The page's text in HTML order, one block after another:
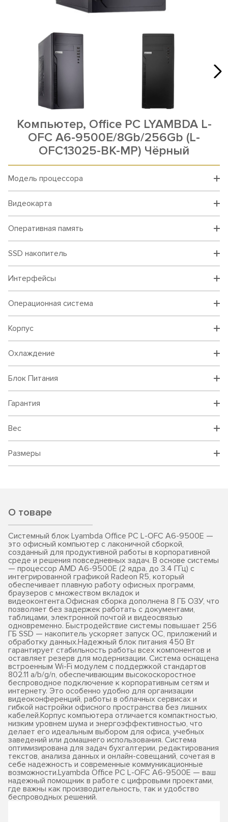
Компьютер, Office PC LYAMBDA L-
OFC A6-9500E/8Gb/256Gb (L-
OFC13025-BK-MP) Чёрный
Модель процессора
Видеокарта
Оперативная память
SSD накопитель
Интерфейсы
Операционная система
Корпус
Охлаждение
Блок Питания
Гарантия
Вес
Размеры
О товаре
Системный блок Lyambda Office PC L-OFC A6-9500E —
это офисный компьютер с лаконичной сборкой,
созданный для продуктивной работы в корпоративной
среде и решения повседневных задач. В основе системы
— процессор AMD A6-9500E (2 ядра, до 3.4 ГГц) с
интегрированной графикой Radeon R5, который
обеспечивает плавную работу офисных программ,
браузеров с множеством вкладок и
видеоконтента.Офисная сборка дополнена 8 ГБ ОЗУ, что
позволяет без задержек работать с документами,
таблицами, электронной почтой и видеосвязью
одновременно. Быстродействие системы повышает 256
ГБ SSD — накопитель ускоряет запуск ОС, приложений и
обработку данных.Надежный блок питания 450 Вт
гарантирует стабильность работы всех компонентов и
оставляет резерв для модернизации. Система оснащена
встроенным Wi-Fi модулем с поддержкой стандартов
802.11 a/b/g/n, обеспечивающим высокоскоростное
беспроводное подключение к корпоративным сетям и
интернету. Это особенно удобно для организации
видеоконференций, работы в облачных сервисах и
гибкой настройки офисного пространства без лишних
кабелей.Корпус компьютера отличается компактностью,
низким уровнем шума и энергоэффективностью, что
делает его идеальным выбором для офиса, учебных
заведений или домашнего использования. Система
оптимизирована для задач бухгалтерии, редактирования
текстов, анализа данных и онлайн-совещаний, сочетая в
себе надежность и современные коммуникационные
возможности.Lyambda Office PC L-OFC A6-9500E — ваш
надежный помощник в работе с цифровыми проектами,
где важны как производительность, так и удобство
беспроводных решений.